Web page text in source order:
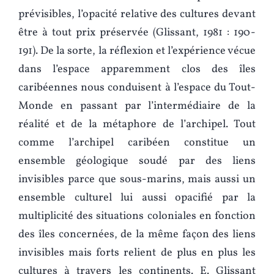
prévisibles, l’opacité relative des cultures devant
être à tout prix préservée (Glissant, 1981 : 190-
191). De la sorte, la réflexion et l’expérience vécue
dans l’espace apparemment clos des îles
caribéennes nous conduisent à l’espace du Tout-
Monde en passant par l’intermédiaire de la
réalité et de la métaphore de l’archipel. Tout
comme l’archipel caribéen constitue un
ensemble géologique soudé par des liens
invisibles parce que sous-marins, mais aussi un
ensemble culturel lui aussi opacifié par la
multiplicité des situations coloniales en fonction
des îles concernées, de la même façon des liens
invisibles mais forts relient de plus en plus les